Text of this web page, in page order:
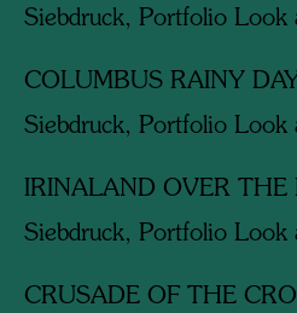
Siebdruck, Portfolio
COLUMBUS RAINY
Siebdruck, Portfolio
IRINALAND OVER THE
Siebdruck, Portfolio
CRUSADE OF THE